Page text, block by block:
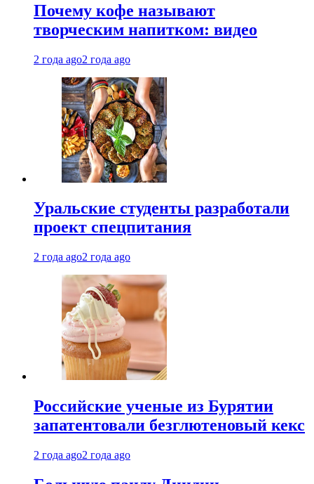
Почему кофе называют
творческим напитком: видео
2 года ago2 года ago
Уральские студенты разработали
проект спецпитания
2 года ago2 года ago
Российские ученые из Бурятии
запатентовали безглютеновый кекс
2 года ago2 года ago